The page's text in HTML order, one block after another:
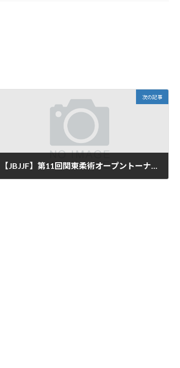
次の記事
【JBJJF】第11回関東柔術オープントーナメントPATO STUDIOから13名が出場